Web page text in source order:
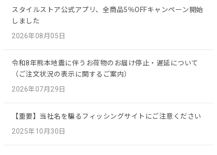
スタイルストア公式アプリ、全商品5％OFFキャンペーン開始
しました
2026年08月05日
令和8年熊本地震に伴うお荷物のお届け停止・遅延について
（ご注文状況の表示に関するご案内）
2026年07月29日
【重要】当社名を騙るフィッシングサイトにご注意ください
2025年10月30日